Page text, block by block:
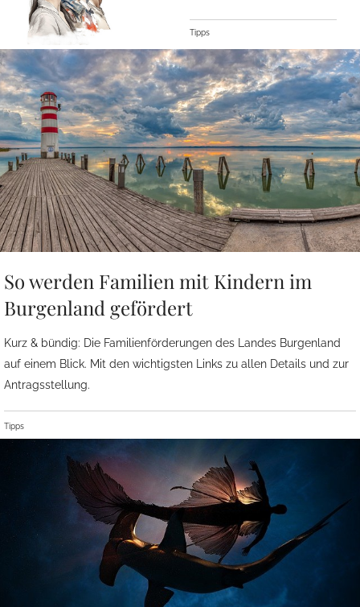
Tipps
So werden Familien mit Kindern im
Burgenland gefördert
Kurz & bündig: Die Familienförderungen des Landes Burgenland
auf einem Blick. Mit den wichtigsten Links zu allen Details und zur
Antragsstellung.
Tipps